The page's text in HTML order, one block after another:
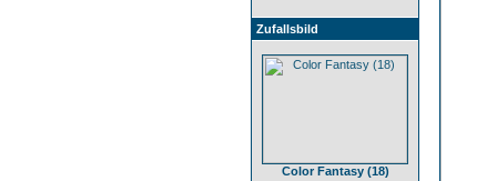
Zufallsbild
Color Fantasy (18)